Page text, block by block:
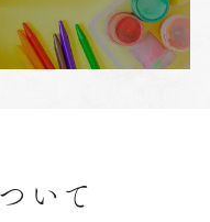
いて